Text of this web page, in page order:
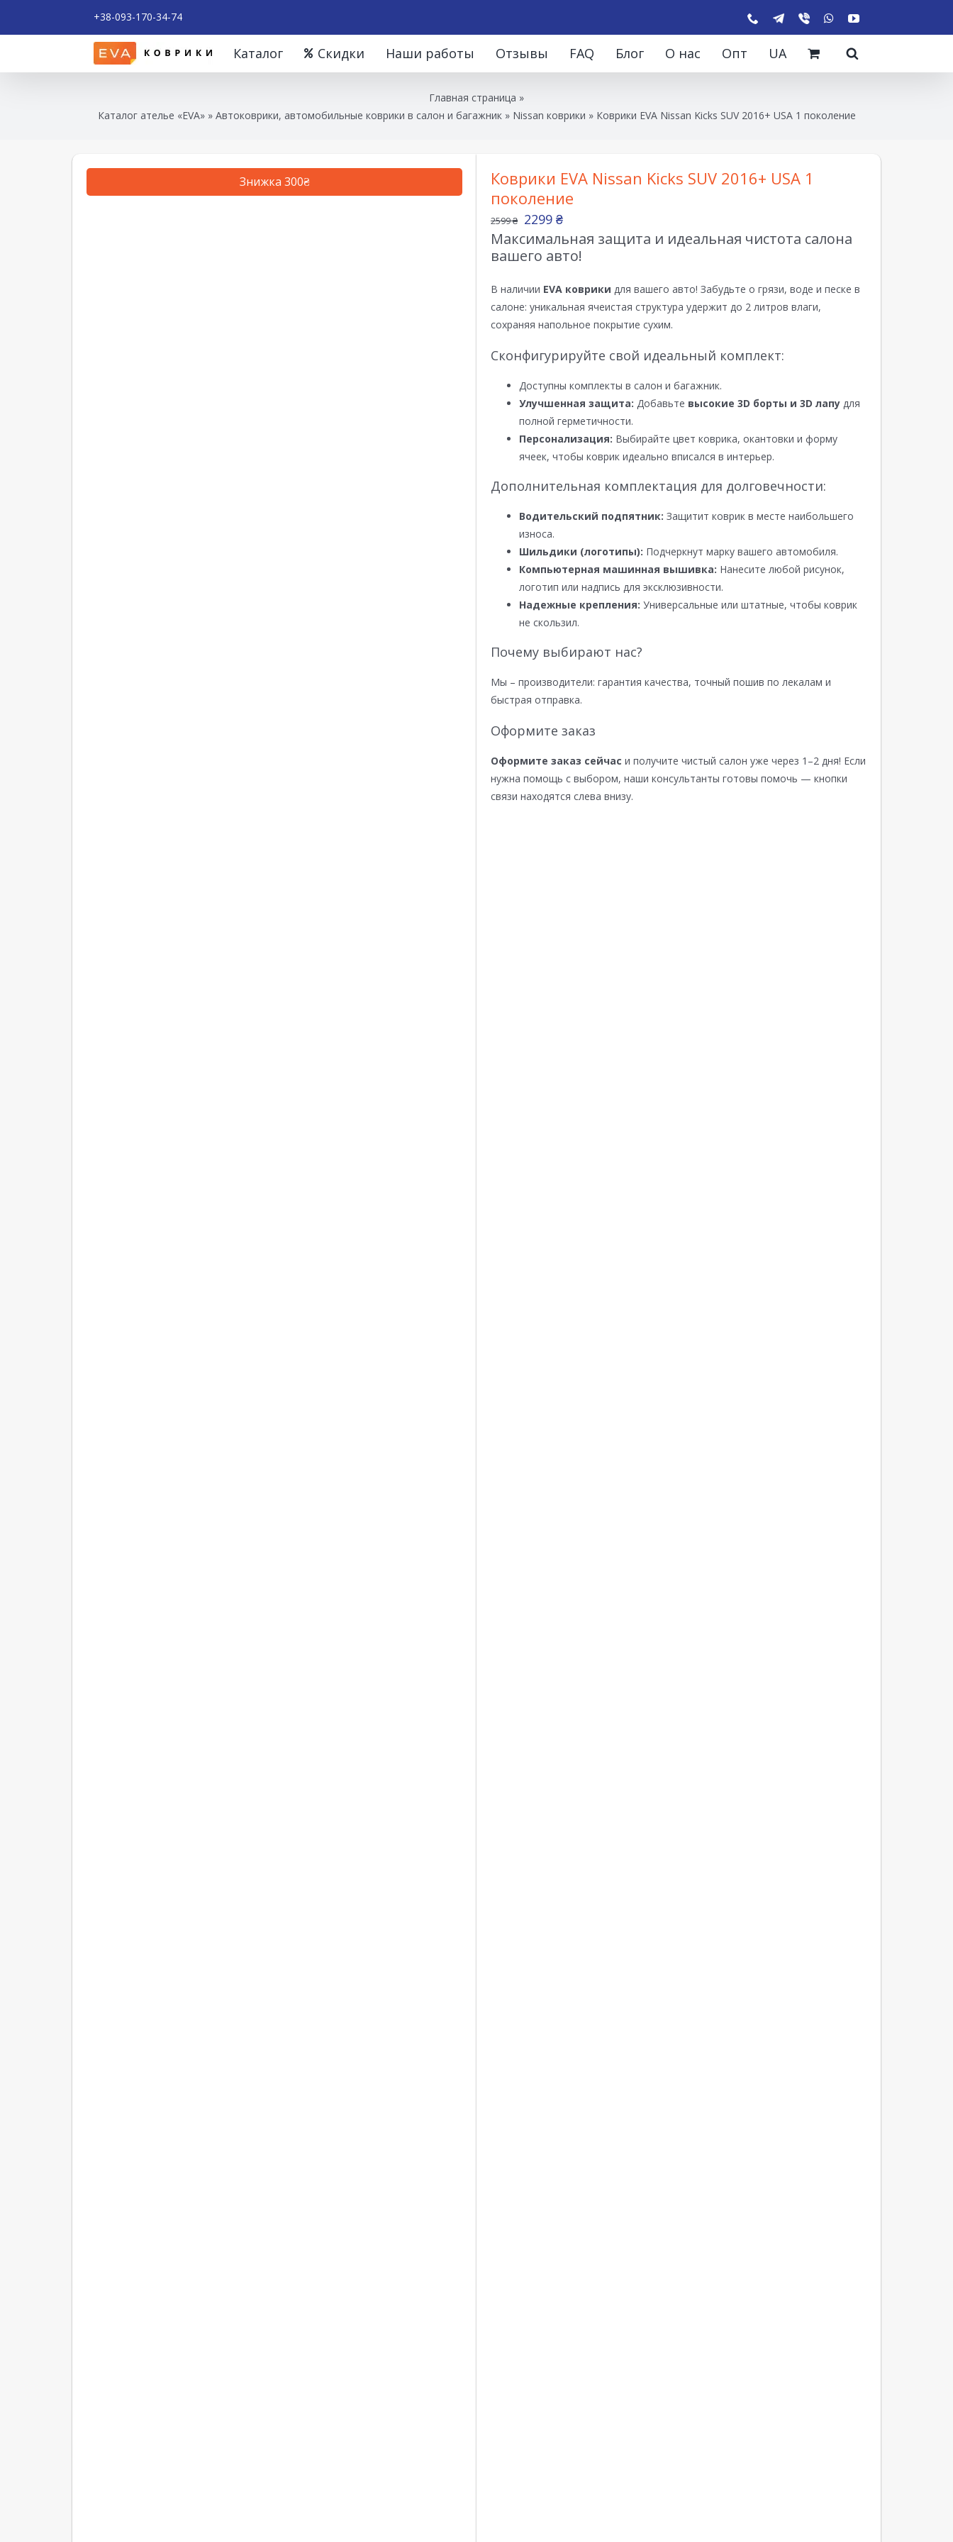
+38-093-170-34-74
Каталог Скидки Наши работы Отзывы FAQ Блог О нас Опт UA
Главная страница »
Каталог ателье «EVA»» Автоковрики, автомобильные коврики в салон и багажник » Nissan коврики » Коврики EVA Nissan Kicks SUV 2016+ USA 1 поколение
Знижка 300₴
Коврики EVA Nissan Kicks SUV 2016+ USA 1
поколение
2599₴ 2299 ₴
Максимальная защита и идеальная чистота салона
вашего авто!
В наличии EVA коврики для вашего авто! Забудьте о грязи, воде и песке в
салоне: уникальная ячеистая структура удержит до 2 литров влаги,
сохраняя напольное покрытие сухим.
Сконфигурируйте свой идеальный комплект:
Доступны комплекты в салон и багажник.
Улучшенная защита: Добавьте высокие 3D борты и 3D лапу для
полной герметичности.
Персонализация: Выбирайте цвет коврика, окантовки и форму
ячеек, чтобы коврик идеально вписался в интерьер.
Дополнительная комплектация для долговечности:
Водительский подпятник: Защитит коврик в месте наибольшего
износа.
Шильдики (логотипы): Подчеркнут марку вашего автомобиля.
Компьютерная машинная вышивка: Нанесите любой рисунок,
логотип или надпись для эксклюзивности.
Надежные крепления: Универсальные или штатные, чтобы коврик
не скользил.
Почему выбирают нас?
Мы – производители: гарантия качества, точный пошив по лекалам и
быстрая отправка.
Оформите заказ
Оформите заказ сейчас и получите чистый салон уже через 1–2 дня! Если
нужна помощь с выбором, наши консультанты готовы помочь — кнопки
связи находятся слева внизу.